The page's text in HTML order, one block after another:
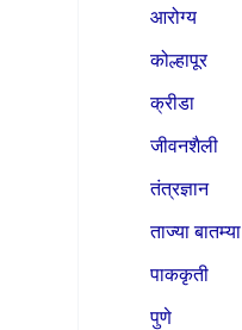
आरोग्य
कोल्हापूर
क्रीडा
जीवनशैली
तंत्रज्ञान
ताज्या बातम्या
पाककृती
पुणे